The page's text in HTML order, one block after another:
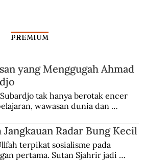
Mangkunegaran
PREMIUM
yang Menggugah Ahmad
tak hanya berotak encer
wawasan dunia dan
Multatuli, hingga Sun Yat-sen.
Jangkauan Radar Bung Kecil
terpikat sosialisme pada
pertama. Sutan Sjahrir jadi